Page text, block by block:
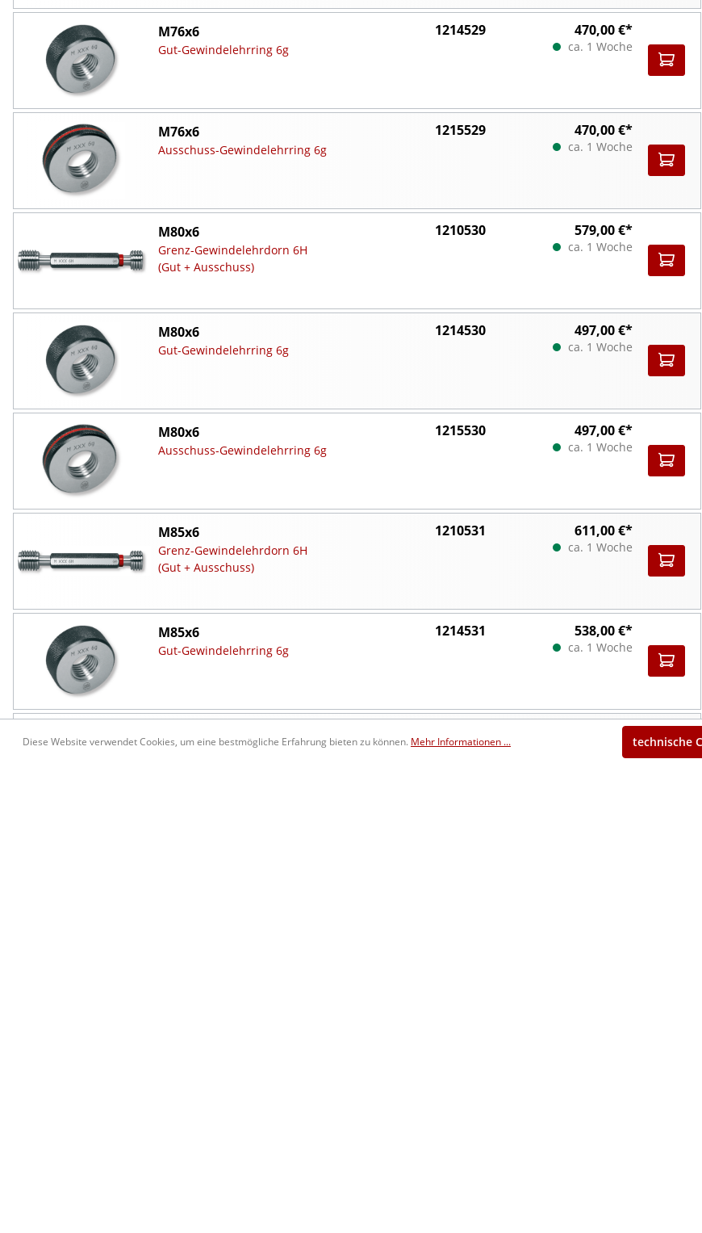
M76x6
Gut-Gewindelehrring 6g
1214529 470,00 €*
ca. 1 Woche
M76x6
Ausschuss-Gewindelehrring 6g
1215529 470,00 €*
ca. 1 Woche
M80x6
Grenz-Gewindelehrdorn 6H
(Gut + Ausschuss)
1210530 579,00 €*
ca. 1 Woche
M80x6
Gut-Gewindelehrring 6g
1214530 497,00 €*
ca. 1 Woche
M80x6
Ausschuss-Gewindelehrring 6g
1215530 497,00 €*
ca. 1 Woche
M85x6
Grenz-Gewindelehrdorn 6H
(Gut + Ausschuss)
1210531 611,00 €*
ca. 1 Woche
M85x6
Gut-Gewindelehrring 6g
1214531 538,00 €*
ca. 1 Woche
Ausschuss-Gewindelehrring 6g
538,00 €*
Diese Website verwendet Cookies, um eine bestmögliche Erfahrung bieten zu können. Mehr Informationen ... technische